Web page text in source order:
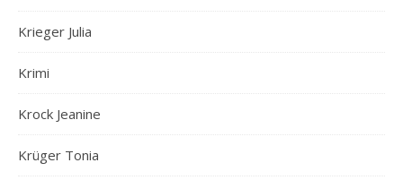
Krieger Julia
Krimi
Krock Jeanine
Krüger Tonia